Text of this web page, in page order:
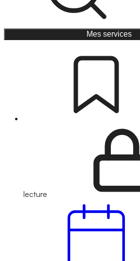
Mes services
lecture